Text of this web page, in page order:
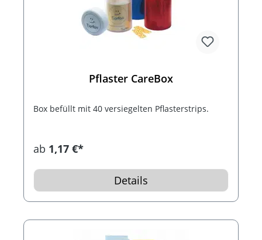
Pflaster CareBox
Box befüllt mit 40 versiegelten Pflasterstrips.
ab 1,17 €*
Details